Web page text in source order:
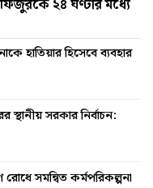
২৪ ঘণ্টার মধ্যে
হাতিয়ার হিসেবে ব্যবহার
স্থানীয় সরকার নির্বাচন:
সমন্বিত কর্মপরিকল্পনা